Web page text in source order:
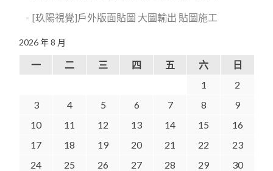
[玖陽視覺]戶外版面貼圖 大圖輸出 貼圖施工
2026 年 8 月
一 二 三 四 五 六
日
1
2
3
4 5 6 7 8
9
10
11 12 13 14 15
16
17
18 19 20 21 22
23
24
25 26 27 28 29
30